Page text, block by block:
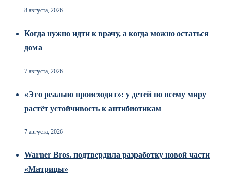
8 августа, 2026
Когда нужно идти к врачу, а когда можно остаться
дома
7 августа, 2026
«Это реально происходит»: у детей по всему миру
растёт устойчивость к антибиотикам
7 августа, 2026
Warner Bros. подтвердила разработку новой части
«Матрицы»